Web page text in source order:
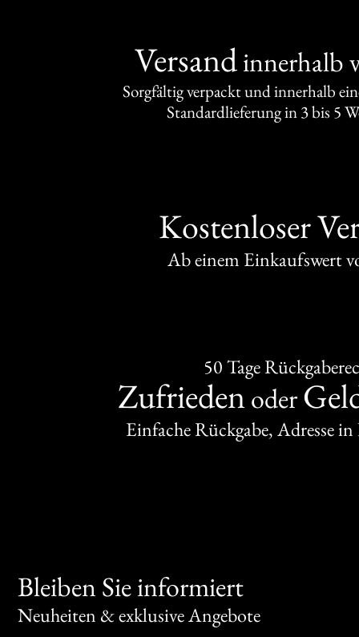
Versandinnerhalb
Sorgfältig verpackt und innerhalb
Standardlieferung in 3 bis 5
Kostenloser
Ab einem Einkaufswert
50 Tage
Zufrieden oder
Einfache Rückgabe, Adresse
Bleiben Sie informiert
Neuheiten & exklusive Angebote